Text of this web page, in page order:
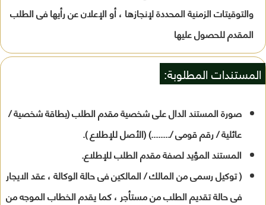
والتوقيتات الزمنية المحددة لإنجازها ، أو الإعلان عن رأيها فى الطلب
المقدم للحصول عليها
المستندات المطلوبة:
صورة المستند الدال على شخصية مقدم الطلب (بطاقة شخصية /
عائلية / رقم قومى /........) (الأصل للإطلاع ).
المستند المؤيد لصفة مقدم الطلب للإطلاع.
( توكيل رسمى من المالك / المالكين فى حالة الوكالة ، عقد الايجار
فى حالة تقديم الطلب من مستأجر ، كما يقدم الخطاب الموجه من